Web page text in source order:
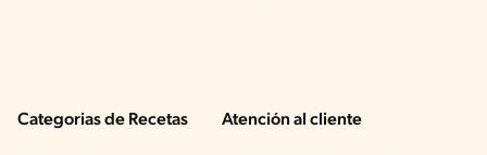
Categorias de Recetas Atención al cliente